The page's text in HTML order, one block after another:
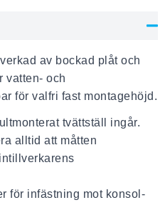
av bockad plåt och
vatten- och
för valfri fast montagehöjd.
tvättställ ingår.
alltid att måtten
för infästning mot konsol-